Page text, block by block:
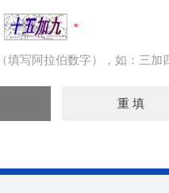
填写阿拉伯数字），如：三加